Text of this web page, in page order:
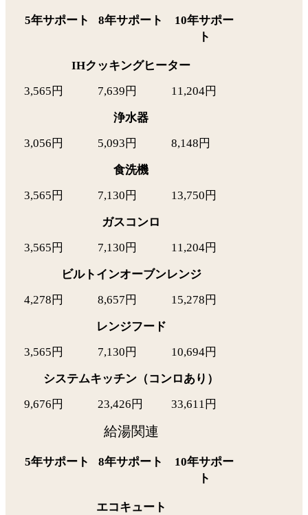
5年サポート 8年サポート
10年サポー
ト
IHクッキングヒーター
3,565円
7,639円 11,204円
浄水器
3,056円
5,093円 8,148円
食洗機
3,565円
7,130円 13,750円
ガスコンロ
3,565円
7,130円 11,204円
ビルトインオーブンレンジ
4,278円
8,657円 15,278円
レンジフード
3,565円
7,130円 10,694円
システムキッチン（コンロあり）
9,676円
23,426円 33,611円
給湯関連
5年サポート 8年サポート
10年サポー
ト
エコキュート